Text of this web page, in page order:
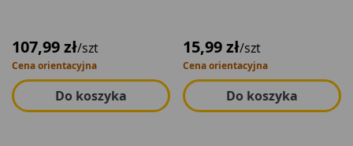
107,99 zł/szt
Cena orientacyjna
Do koszyka
15,99 zł/szt
Cena orientacyjna
Do koszyka